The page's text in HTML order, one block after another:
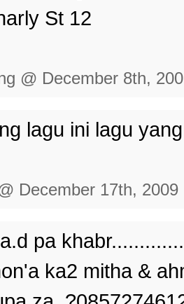
St 12
@ December 8th,
lagu ini lagu
December 17th, 2009
pa
ka2 mitha &